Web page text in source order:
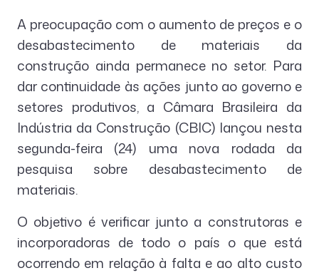
A preocupação com o aumento de preços e o
desabastecimento de materiais da
construção ainda permanece no setor. Para
dar continuidade às ações junto ao governo e
setores produtivos, a Câmara Brasileira da
Indústria da Construção (CBIC) lançou nesta
segunda-feira (24) uma nova rodada da
pesquisa sobre desabastecimento de
materiais.
O objetivo é verificar junto a construtoras e
incorporadoras de todo o país o que está
ocorrendo em relação à falta e ao alto custo